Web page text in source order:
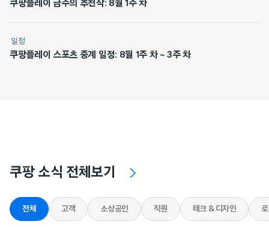
쿠팡플레이 금주의 추천작: 8월 1주 차
일정
쿠팡플레이 스포츠 중계 일정: 8월 1주 차 ~ 3주 차
쿠팡 소식 전체보기
전체 고객 소상공인 직원 테크 & 디자인